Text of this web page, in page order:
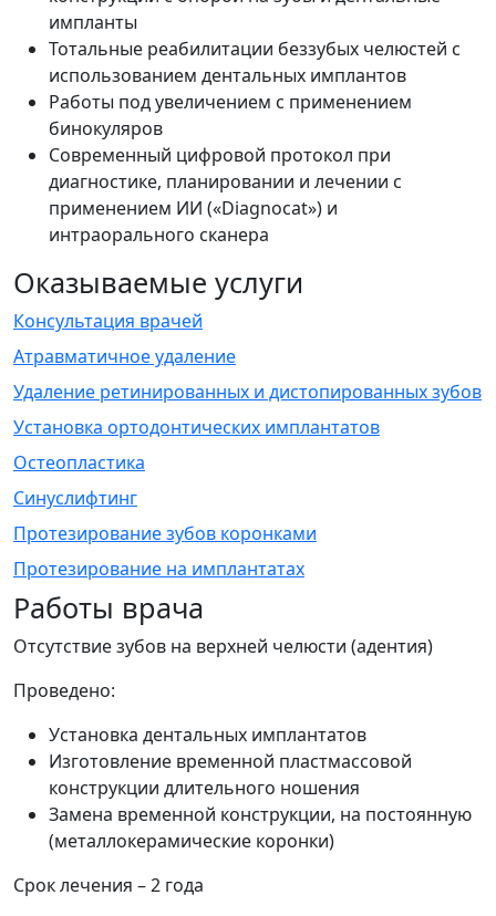
импланты
Тотальные реабилитации беззубых челюстей с
использованием дентальных имплантов
Работы под увеличением с применением
бинокуляров
Современный цифровой протокол при
диагностике, планировании и лечении с
применением ИИ («Diagnocat») и
интраорального сканера
Оказываемые услуги
Консультация врачей
Атравматичное удаление
Удаление ретинированных и дистопированных зубов
Установка ортодонтических имплантатов
Остеопластика
Синуслифтинг
Протезирование зубов коронками
Протезирование на имплантатах
Работы врача
Отсутствие зубов на верхней челюсти (адентия)
Проведено:
Установка дентальных имплантатов
Изготовление временной пластмассовой
конструкции длительного ношения
Замена временной конструкции, на постоянную
(металлокерамические коронки)
Срок лечения – 2 года